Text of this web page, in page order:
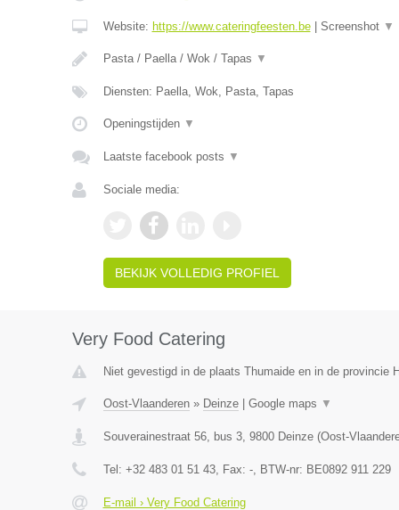
Website: https://www.cateringfeesten.be| Screenshot ▼
Pasta / Paella / Wok / Tapas ▼
Diensten: Paella, Wok, Pasta, Tapas
Openingstijden ▼
Laatste facebook posts ▼
Sociale media:
BEKIJK VOLLEDIG PROFIEL
Very Food Catering
Niet gevestigd in de plaats Thumaide en in de provincie
Oost-Vlaanderen» Deinze| Google maps ▼
Souverainestraat 56, bus 3, 9800 Deinze(Oost-
Tel: +32 483 01 51 43, Fax: -, BTW-nr: BE0892 911 229
E-mail › Very Food Catering